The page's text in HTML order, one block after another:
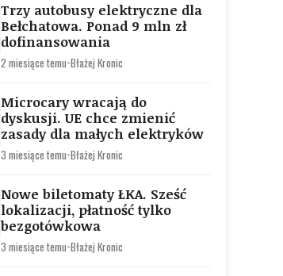
Trzy autobusy elektryczne dla
Bełchatowa. Ponad 9 mln zł
dofinansowania
2 miesiące temu•Błażej Kronic
Microcary wracają do
dyskusji. UE chce zmienić
zasady dla małych elektryków
3 miesiące temu•Błażej Kronic
Nowe biletomaty ŁKA. Sześć
lokalizacji, płatność tylko
bezgotówkowa
3 miesiące temu•Błażej Kronic